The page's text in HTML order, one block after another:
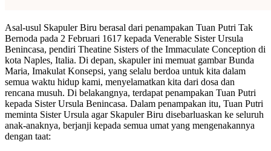
Asal-usul Skapuler Biru berasal dari penampakan Tuan Putri Tak
Bernoda pada 2 Februari 1617 kepada Venerable Sister Ursula
Benincasa, pendiri Theatine Sisters of the Immaculate Conception di
kota Naples, Italia. Di depan, skapuler ini memuat gambar Bunda
Maria, Imakulat Konsepsi, yang selalu berdoa untuk kita dalam
semua waktu hidup kami, menyelamatkan kita dari dosa dan
rencana musuh. Di belakangnya, terdapat penampakan Tuan Putri
kepada Sister Ursula Benincasa. Dalam penampakan itu, Tuan Putri
meminta Sister Ursula agar Skapuler Biru disebarluaskan ke seluruh
anak-anaknya, berjanji kepada semua umat yang mengenakannya
dengan taat: